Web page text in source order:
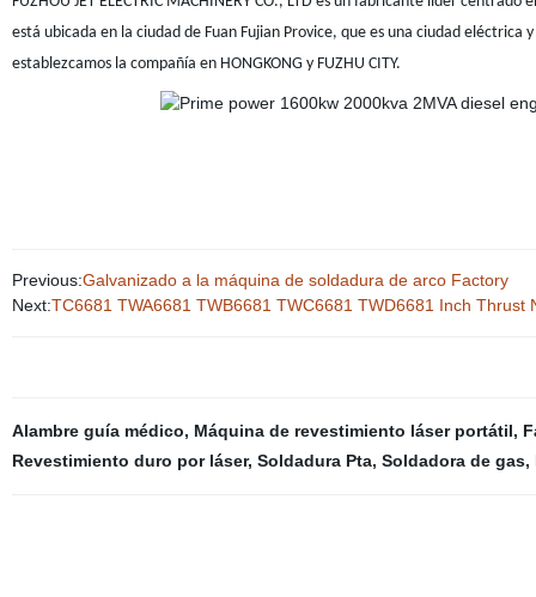
está ubicada en la ciudad de Fuan Fujian Provice, que es una ciudad
establezcamos la compañía en HONGKONG y FUZHU CITY.
Previous:Galvanizado a la máquina de soldadura de arco Factory
Next:TC6681 TWA6681 TWB6681 TWC6681 TWD6681 Inch Thrust
Alambre guía médico, Máquina de revestimiento láser portátil,
Revestimiento duro por láser, Soldadura Pta, Soldadora de gas,